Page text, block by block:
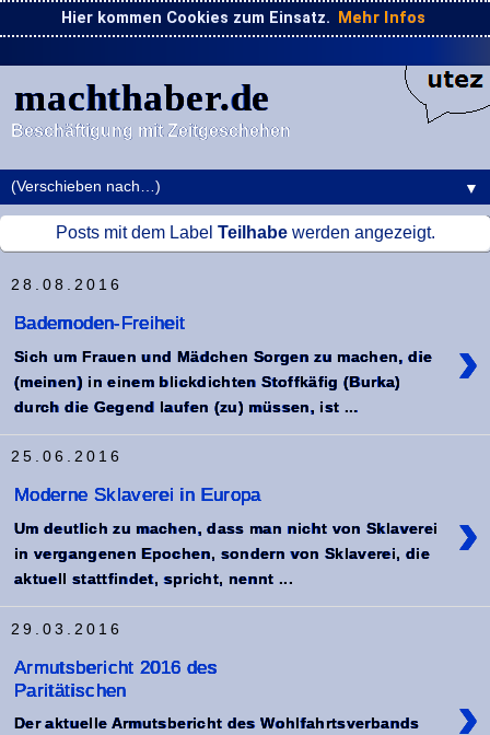
Hier kommen Cookies zum Einsatz. Mehr Infos
machthaber.de
Beschäftigung mit Zeitgeschehen
▼
Posts mit dem Label Teilhabewerden angezeigt.
28.08.2016
Bademoden-Freiheit
›
Sich um Frauen und Mädchen Sorgen zu machen, die
(meinen) in einem blickdichten Stoffkäfig (Burka)
durch die Gegend laufen (zu) müssen, ist ...
25.06.2016
Moderne Sklaverei in Europa
›
Um deutlich zu machen, dass man nicht von Sklaverei
in vergangenen Epochen, sondern von Sklaverei, die
aktuell stattfindet, spricht, nennt ...
29.03.2016
Armutsbericht 2016 des
Paritätischen
›
Der aktuelle Armutsbericht des Wohlfahrtsverbands